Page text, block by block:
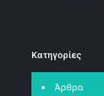
Kατηγορίες
Άρθρα